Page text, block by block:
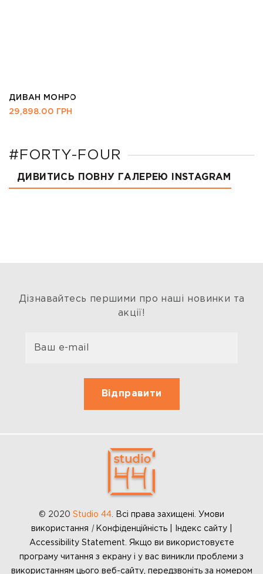
ДИВАН МОНРО
29,898.00 ГРН
#FORTY-FOUR
ДИВИТИСЬ ПОВНУ ГАЛЕРЕЮ INSTAGRAM
Дізнавайтесь першими про наші новинки та
акції!
© 2020 Studio 44
Всі права захищені. Умови
використання | Конфіденційність | Індекс сайту |
Accessibility Statement. Якщо ви використовуєте
програму читання з екрану і у вас виникли проблеми з
використанням цього веб-сайту, передзвоніть за номером